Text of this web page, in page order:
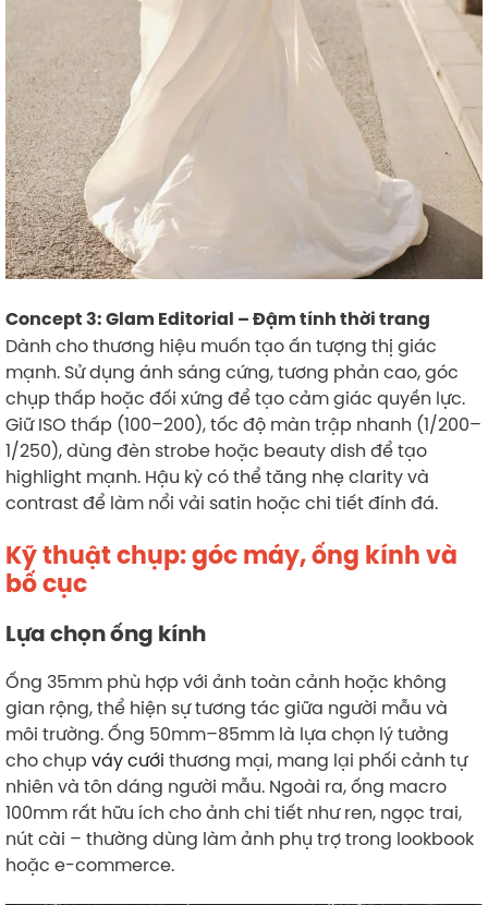
Concept 3: Glam Editorial – Đậm tính thời trang
Dành cho thương hiệu muốn tạo ấn tượng thị giác
mạnh. Sử dụng ánh sáng cứng, tương phản cao, góc
chụp thấp hoặc đối xứng để tạo cảm giác quyền lực.
Giữ ISO thấp (100–200), tốc độ màn trập nhanh (1/200–
1/250), dùng đèn strobe hoặc beauty dish để tạo
highlight mạnh. Hậu kỳ có thể tăng nhẹ clarity và
contrast để làm nổi vải satin hoặc chi tiết đính đá.
Kỹ thuật chụp: góc máy, ống kính và
bố cục
Lựa chọn ống kính
Ống 35mm phù hợp với ảnh toàn cảnh hoặc không
gian rộng, thể hiện sự tương tác giữa người mẫu và
môi trường. Ống 50mm–85mm là lựa chọn lý tưởng
cho chụp váy cưới thương mại, mang lại phối cảnh tự
nhiên và tôn dáng người mẫu. Ngoài ra, ống macro
100mm rất hữu ích cho ảnh chi tiết như ren, ngọc trai,
nút cài – thường dùng làm ảnh phụ trợ trong lookbook
hoặc e-commerce.